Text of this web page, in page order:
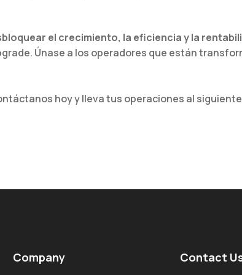
el crecimiento, la eficiencia y la
Únase a los operadores que están
hoy y lleva tus operaciones al
Company Contact